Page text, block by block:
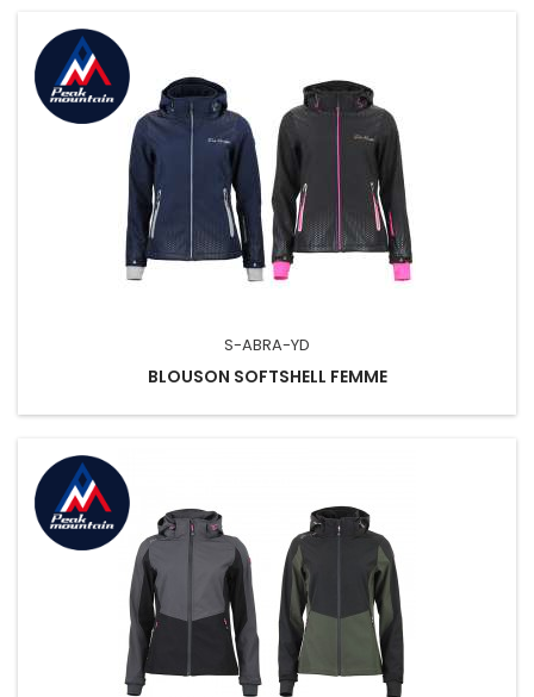
S-ABRA-YD
BLOUSON SOFTSHELL FEMME